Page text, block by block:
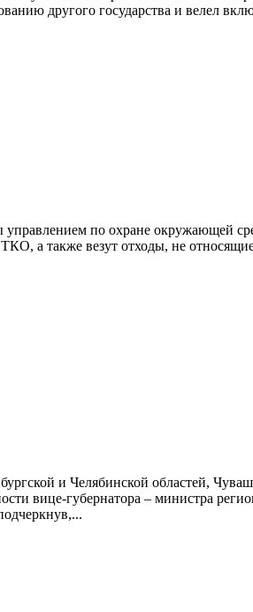
другого государства и велел
по охране окружающей
а также везут отходы, не
и Челябинской областей,
вице-губернатора – министра